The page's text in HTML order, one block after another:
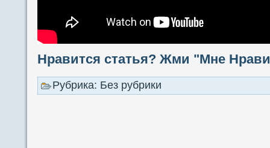
Нравится статья? Жми "Мне
Рубрика: Без рубрики